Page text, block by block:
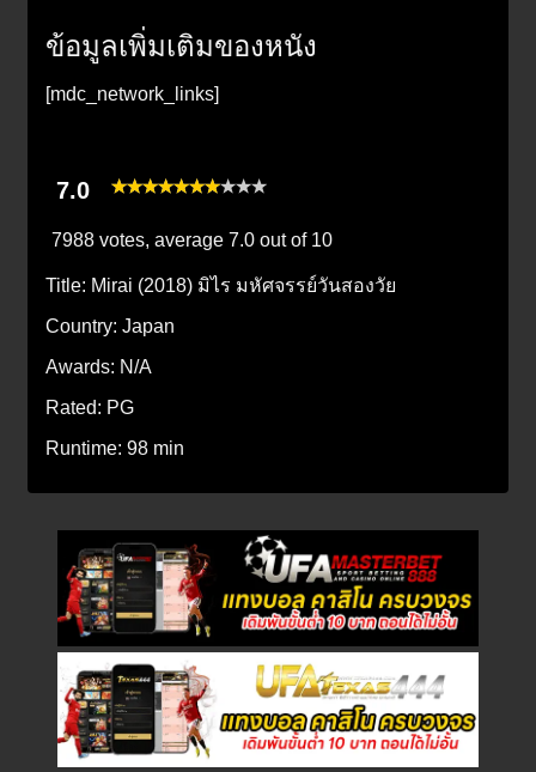
ข้อมูลเพิ่มเติมของหนัง
[mdc_network_links]
7.0
7988 votes, average 7.0 out of 10
Title: Mirai (2018) มิไร มหัศจรรย์วันสองวัย
Country: Japan
Awards: N/A
Rated: PG
Runtime: 98 min